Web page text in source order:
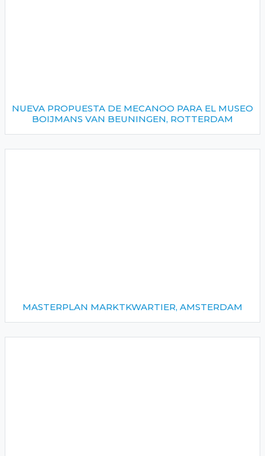
NUEVA PROPUESTA DE MECANOO PARA EL MUSEO
BOIJMANS VAN BEUNINGEN, ROTTERDAM
MASTERPLAN MARKTKWARTIER, AMSTERDAM